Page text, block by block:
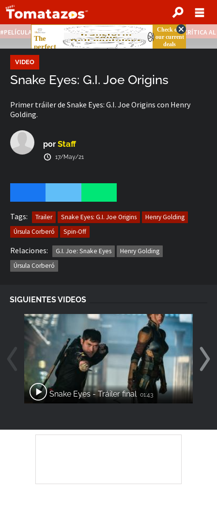
PELÍCULAS STREAMING GRATIS NOTICIAS DESTACADAS CRÍTICA
VIDEO
Snake Eyes: G.I. Joe Origins
Primer tráiler de Snake Eyes: G.I. Joe Origins con Henry
Golding.
por Staff
17/May/21
Tags: Trailer Snake Eyes: G.I. Joe Origins
Henry Golding
Úrsula Corberó
Spin-Off
Relaciones: G.I. Joe: Snake Eyes
Henry Golding
Úrsula Corberó
SIGUIENTES VIDEOS
Snake Eyes - Tráiler final 01:43